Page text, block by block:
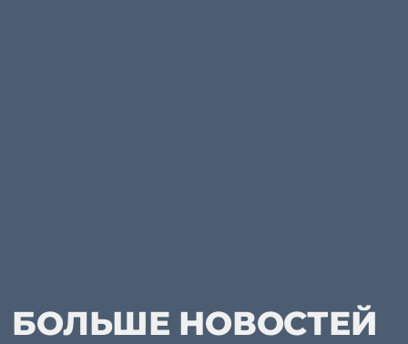
БОЛЬШЕ НОВОСТЕЙ